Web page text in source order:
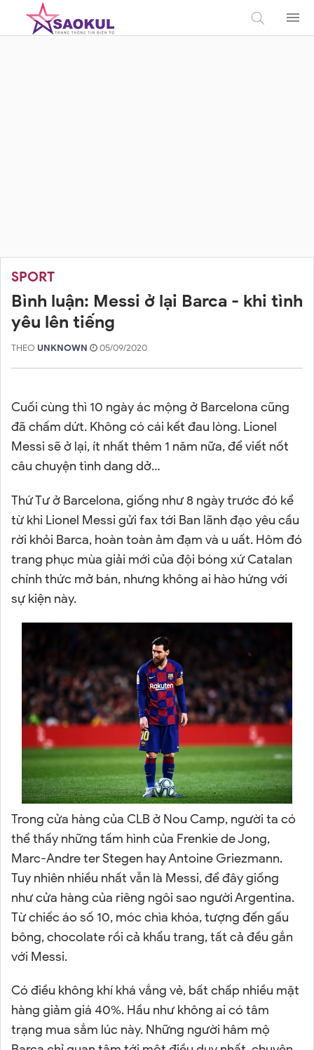
SPORT
Bình luận: Messi ở lại Barca - khi tình
yêu lên tiếng
THEO UNKNOWN 05/09/2020
Cuối cùng thì 10 ngày ác mộng ở Barcelona cũng
đã chấm dứt. Không có cái kết đau lòng. Lionel
Messi sẽ ở lại, ít nhất thêm 1 năm nữa, để viết nốt
câu chuyện tình dang dở…
Thứ Tư ở Barcelona, giống như 8 ngày trước đó kể
từ khi Lionel Messi gửi fax tới Ban lãnh đạo yêu cầu
rời khỏi Barca, hoàn toàn ảm đạm và u uất. Hôm đó
trang phục mùa giải mới của đội bóng xứ Catalan
chính thức mở bán, nhưng không ai hào hứng với
sự kiện này.
Trong cửa hàng của CLB ở Nou Camp, người ta có
thể thấy những tấm hình của Frenkie de Jong,
Marc-Andre ter Stegen hay Antoine Griezmann.
Tuy nhiên nhiều nhất vẫn là Messi, để đây giống
như cửa hàng của riêng ngôi sao người Argentina.
Từ chiếc áo số 10, móc chìa khóa, tượng đến gấu
bông, chocolate rồi cả khẩu trang, tất cả đều gắn
với Messi.
Có điều không khí khá vắng vẻ, bất chấp nhiều mặt
hàng giảm giá 40%. Hầu như không ai có tâm
trạng mua sắm lúc này. Những người hâm mộ